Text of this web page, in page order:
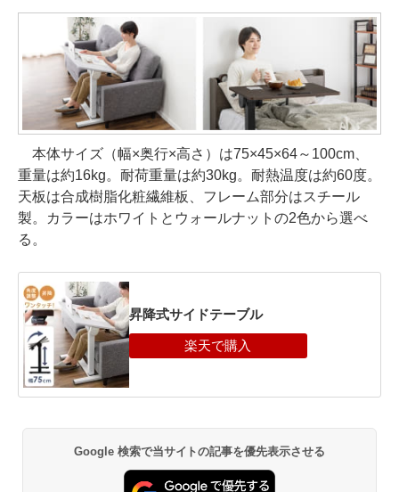
本体サイズ（幅×奥行×高さ）は75×45×64～100cm、
重量は約16kg。耐荷重量は約30kg。耐熱温度は約60度。
天板は合成樹脂化粧繊維板、フレーム部分はスチール
製。カラーはホワイトとウォールナットの2色から選べ
る。
昇降式サイドテーブル
Google 検索で当サイトの記事を優先表示させる